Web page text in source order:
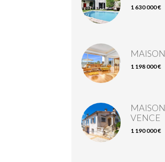
1 630 000 €
1 198 000 €
VENCE
1 190 000 €